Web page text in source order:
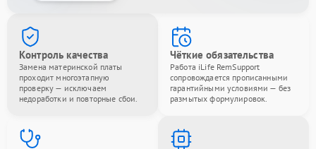
Контроль качества
Замена материнской платы
проходит многоэтапную
проверку — исключаем
недоработки и повторные сбои.
Чёткие обязательства
Работа iLife RemSupport
сопровождается прописанными
гарантийными условиями — без
размытых формулировок.